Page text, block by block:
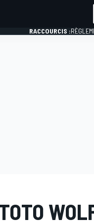
RACCOURCIS :